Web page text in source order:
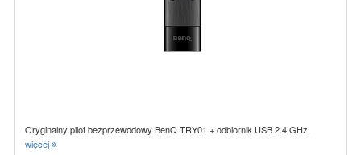
Oryginalny pilot bezprzewodowy BenQ TRY01 + odbiornik USB 2.4 GHz.
więcej